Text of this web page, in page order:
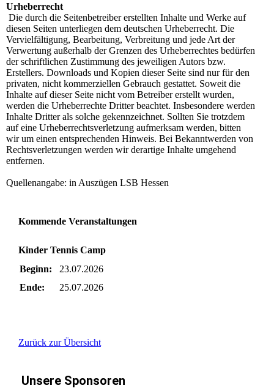
Urheberrecht
Die durch die Seitenbetreiber erstellten Inhalte und Werke auf
diesen Seiten unterliegen dem deutschen Urheberrecht. Die
Vervielfältigung, Bearbeitung, Verbreitung und jede Art der
Verwertung außerhalb der Grenzen des Urheberrechtes bedürfen
der schriftlichen Zustimmung des jeweiligen Autors bzw.
Erstellers. Downloads und Kopien dieser Seite sind nur für den
privaten, nicht kommerziellen Gebrauch gestattet. Soweit die
Inhalte auf dieser Seite nicht vom Betreiber erstellt wurden,
werden die Urheberrechte Dritter beachtet. Insbesondere werden
Inhalte Dritter als solche gekennzeichnet. Sollten Sie trotzdem
auf eine Urheberrechtsverletzung aufmerksam werden, bitten
wir um einen entsprechenden Hinweis. Bei Bekanntwerden von
Rechtsverletzungen werden wir derartige Inhalte umgehend
entfernen.
Quellenangabe: in Auszügen LSB Hessen
Kommende Veranstaltungen
Kinder Tennis Camp
Beginn:
23.07.2026
Ende:
25.07.2026
Zurück zur Übersicht
Unsere Sponsoren